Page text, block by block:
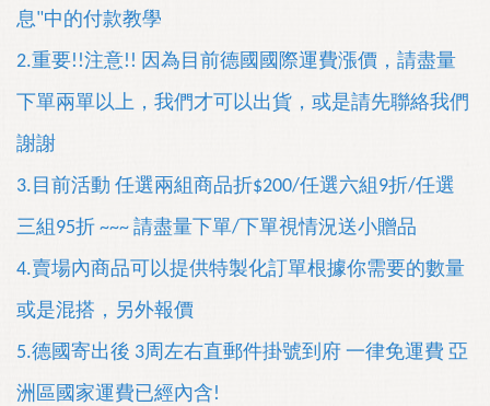
息"中的付款教學
2.重要!!注意!! 因為目前德國國際運費漲價，請盡量
下單兩單以上，我們才可以出貨，或是請先聯絡我們
謝謝
3.目前活動 任選兩組商品折$200/任選六組9折/任選
三組95折 ~~~ 請盡量下單/下單視情況送小贈品
4.賣場內商品可以提供特製化訂單根據你需要的數量
或是混搭，另外報價
5.德國寄出後 3周左右直郵件掛號到府 一律免運費 亞
洲區國家運費已經內含!